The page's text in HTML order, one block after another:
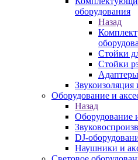
оборудования
Назад
Стойки
Стойки
Звукоизоляция
Оборудование и
Назад
Оборудование
DJ-
Наушники и